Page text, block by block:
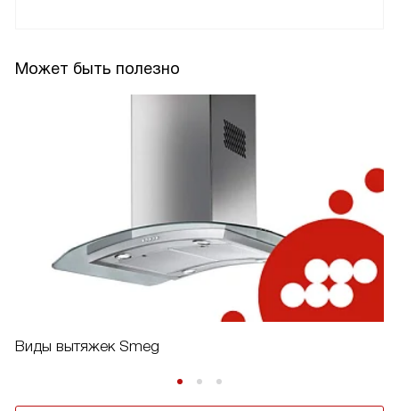
Может быть полезно
Виды вытяжек Smeg